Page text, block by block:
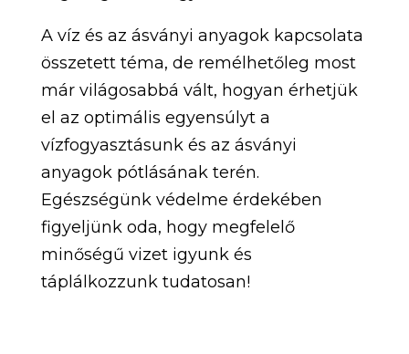
A víz és az ásványi anyagok kapcsolata
összetett téma, de remélhetőleg most
már világosabbá vált, hogyan érhetjük
el az optimális egyensúlyt a
vízfogyasztásunk és az ásványi
anyagok pótlásának terén.
Egészségünk védelme érdekében
figyeljünk oda, hogy megfelelő
minőségű vizet igyunk és
táplálkozzunk tudatosan!